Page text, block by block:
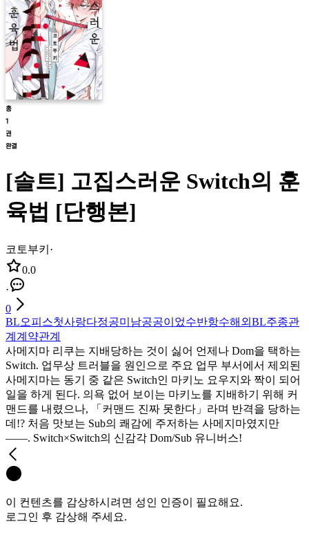
[솔트] 고집스러운 Switch의 훈
육법 [단행본]
코토부키 ·
0.0
·
0
BL오피스첫사랑다정공미남공공이었수반항수해외BL주종관
계 계약관계
사메지마 리쿠는 지배당하는 것이 싫어 언제나 Dom을 택하는
Switch. 업무상 트러블을 원인으로 주요 업무 부서에서 제외된
사메지마는 동기 중 같은 Switch인 마키노 요우지와 짝이 되어
일을 하게 된다. 의욕 없어 보이는 마키노를 지배하기 위해 커
맨드를 내렸으나, 「커맨드 진짜 못한다」라며 반격을 당하는
데!? 처음 맛보는 Sub의 쾌감에 주저하는 사메지마였지만
――. Switch×Switch의 신감각 Dom/Sub 유니버스!
이 컨텐츠를 감상하시려면 성인 인증이 필요해요.
로그인 후 감상해 주세요.